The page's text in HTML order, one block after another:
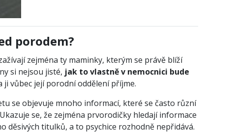
porodem?
zejména ty maminky, kterým se právě blíží
si nejsou jisté, jak to vlastně v nemocnici bude
ji vůbec její porodní oddělení příjme.
se objevuje mnoho informací, které se často různí
se, že zejména prvorodičky hledají informace
děsivých titulků, a to psychice rozhodně nepřidává.